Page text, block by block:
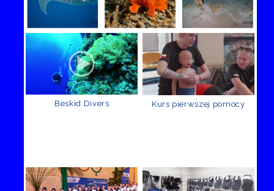
Beskid Divers Kurs pierwszej pomocy